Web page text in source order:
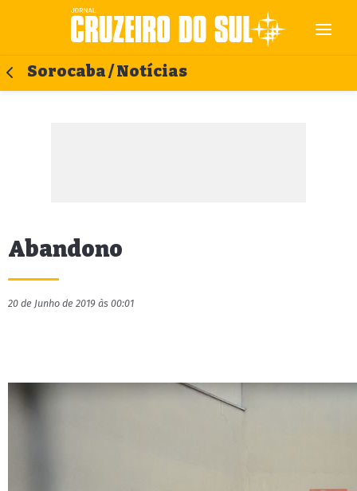
Sorocaba / Notícias
Abandono
20 de Junho de 2019 às 00:01